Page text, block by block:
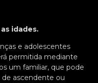
idades.
e adolescentes
permitida mediante
um familiar, que pode
de ascendente ou